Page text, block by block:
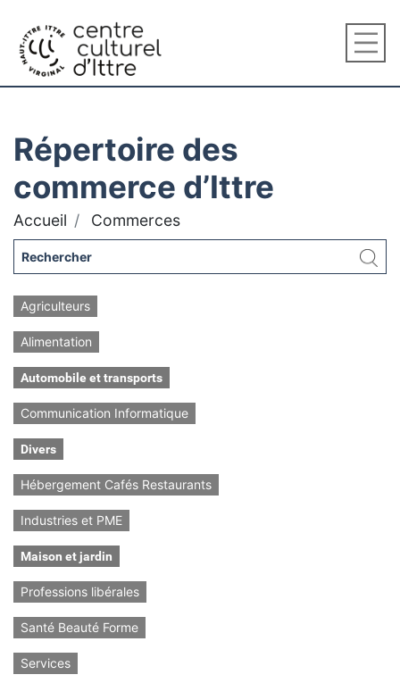
Répertoire des
commerce d’Ittre
Accueil Commerces
Agriculteurs
Alimentation
Automobile et transports
Communication Informatique
Divers
Hébergement Cafés Restaurants
Industries et PME
Maison et jardin
Professions libérales
Santé Beauté Forme
Services